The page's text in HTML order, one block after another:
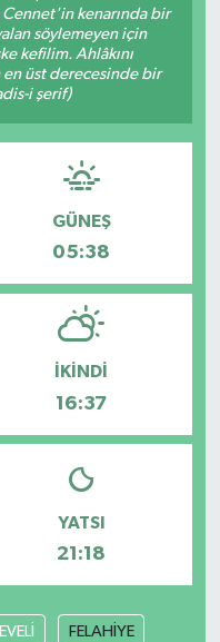
Cennet'in kenarında bir
söylemeyen için
kefilim. Ahlâkını
üst derecesinde bir
i şerif)
GÜNEŞ
05:38
İKINDI
16:37
YATSI
21:18
FELAHİYE